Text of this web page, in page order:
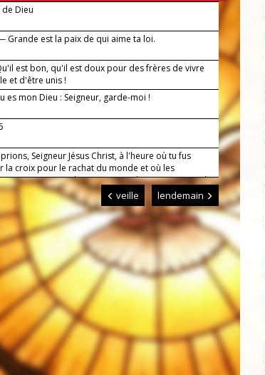
de Dieu
Grande est la paix de qui aime ta loi.
est bon, qu'il est doux pour des frères de vivre
et d'être unis !
es mon Dieu : Seigneur, garde-moi !
Seigneur Jésus Christ, à l'heure où tu fus
la croix pour le rachat du monde et où les
couvraient toute la terre : accorde-nous toujours la
nous guidera jusqu'à la vraie vie. Toi qui règnes
siècles des siècles. Amen.
veille lendemain